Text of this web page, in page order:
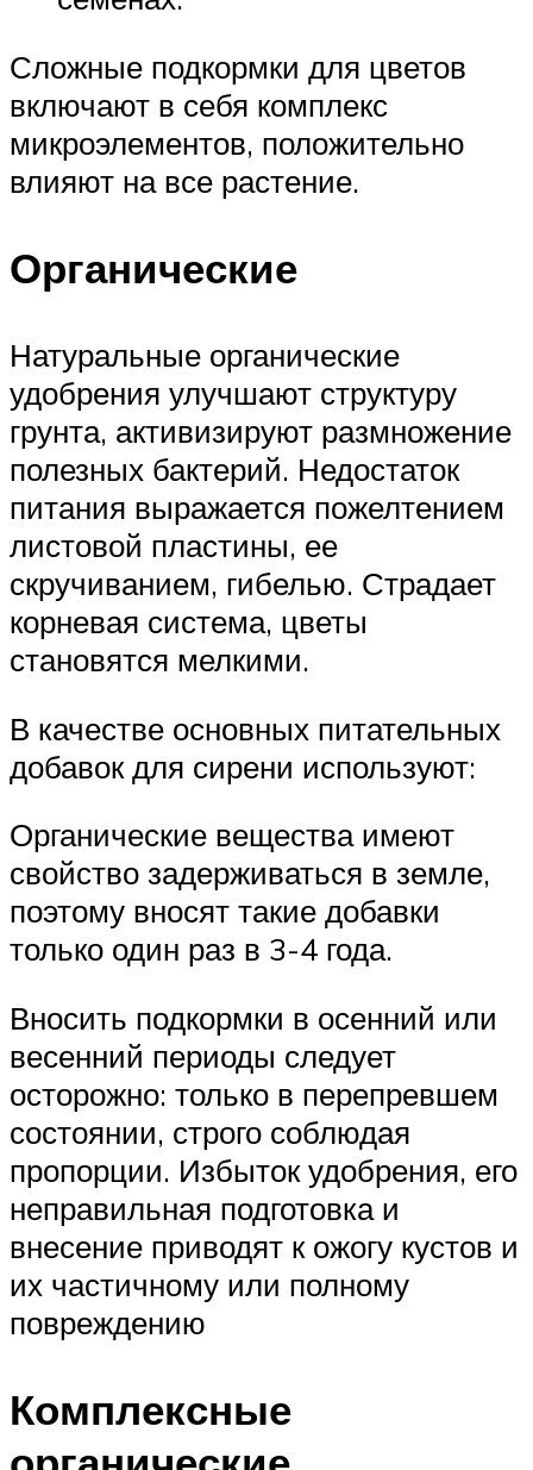
Сложные подкормки для цветов
включают в себя комплекс
микроэлементов, положительно
влияют на все растение.
Органические
Натуральные органические
удобрения улучшают структуру
грунта, активизируют размножение
полезных бактерий. Недостаток
питания выражается пожелтением
листовой пластины, ее
скручиванием, гибелью. Страдает
корневая система, цветы
становятся мелкими.
В качестве основных питательных
добавок для сирени используют:
Органические вещества имеют
свойство задерживаться в земле,
поэтому вносят такие добавки
только один раз в 3-4 года.
Вносить подкормки в осенний или
весенний периоды следует
осторожно: только в перепревшем
состоянии, строго соблюдая
пропорции. Избыток удобрения, его
неправильная подготовка и
внесение приводят к ожогу кустов и
их частичному или полному
повреждению
Комплексные